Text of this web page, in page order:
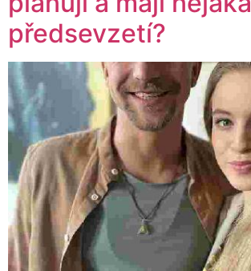
předsevzetí?